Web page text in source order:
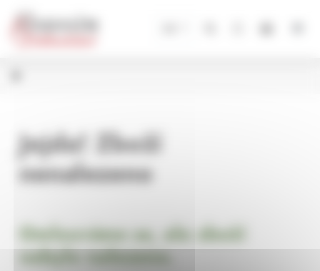
Jejda! Zboží
nenalezeno
Omlouváme se, ale zboží
nebylo nalezeno.
Panel pro správu cookies